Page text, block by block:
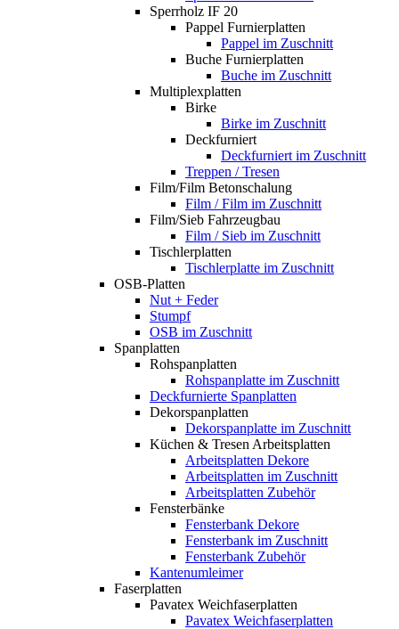
Sperrholz IF 20
Pappel Furnierplatten
Pappel im Zuschnitt
Buche Furnierplatten
Buche im Zuschnitt
Multiplexplatten
Birke
Birke im Zuschnitt
Deckfurniert
Deckfurniert im Zuschnitt
Treppen / Tresen
Film/Film Betonschalung
Film / Film im Zuschnitt
Film/Sieb Fahrzeugbau
Film / Sieb im Zuschnitt
Tischlerplatten
Tischlerplatte im Zuschnitt
OSB-Platten
Nut + Feder
Stumpf
OSB im Zuschnitt
Spanplatten
Rohspanplatten
Rohspanplatte im Zuschnitt
Deckfurnierte Spanplatten
Dekorspanplatten
Dekorspanplatte im Zuschnitt
Küchen & Tresen Arbeitsplatten
Arbeitsplatten Dekore
Arbeitsplatten im Zuschnitt
Arbeitsplatten Zubehör
Fensterbänke
Fensterbank Dekore
Fensterbank im Zuschnitt
Fensterbank Zubehör
Kantenumleimer
Faserplatten
Pavatex Weichfaserplatten
Pavatex Weichfaserplatten